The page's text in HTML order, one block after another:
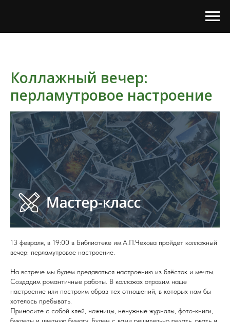
Коллажный вечер:
перламутровое настроение
13 февраля, в 19:00 в Библиотеке им.А.П.Чехова пройдет коллажный
вечер: перламутровое настроение.
На встрече мы будем предаваться настроению из блёсток и мечты.
Создадим романтичные работы. В коллажах отразим наше
настроение или построим образ тех отношений, в которых нам бы
хотелось пребывать.
Приносите с собой клей, ножницы, ненужные журналы, фото-книги,
буклеты и цветную бумагу. Будем с вами решительно резать, рвать и